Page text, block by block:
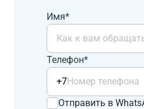
Имя*
Телефон*
+7
Отправить в